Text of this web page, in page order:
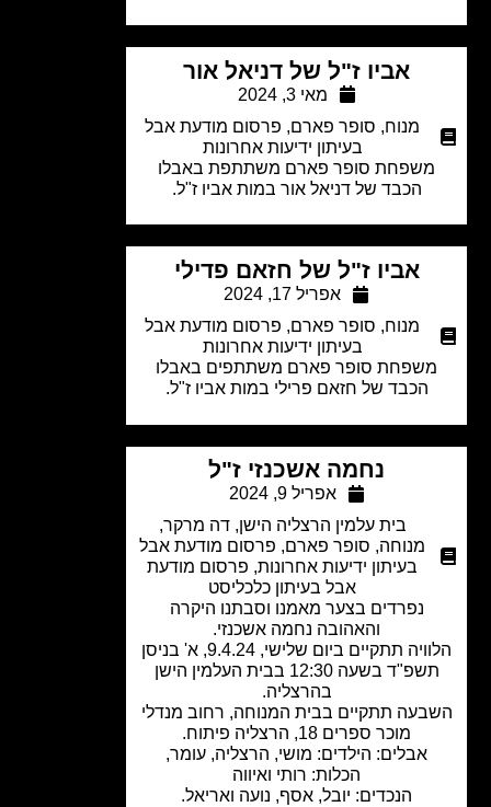
אביו ז"ל של דניאל אור
מאי 3, 2024
מנוח, סופר פארם,פרסום מודעת אבל
בעיתון ידיעות אחרונות
סופר פארם משתתפת באבלו
הכבד של דניאל אור במות אביו ז"ל.
אביו ז"ל של חזאם פדילי
אפריל 17, 2024
מנוח, סופר פארם,פרסום מודעת אבל
בעיתון ידיעות אחרונות
סופר פארם משתתפים באבלו
הכבד של חזאם פרילי במות אביו ז"ל.
נחמה אשכנזי ז"ל
אפריל 9, 2024
בית עלמין הרצליה הישן,דה מרקר,
מנוחה
סופר פארם,פרסום מודעת אבל
בעיתון ידיעות אחרונות,פרסום מודעת
אבל בעיתון כלכליסט
נפרדים בצער מאמנו וסבתנו היקרה
והאהובה נחמה אשכנזי.
הלוויה תתקיים ביום שלישי, 9.4.24, א' בניסן
תשפ"ד בשעה 12:30 בבית העלמין הישן
בהרצליה.
תתקיים בבית המנוחה, רחוב מנדלי
מוכר ספרים 18, הרצליה פיתוח.
אבלים: הילדים: מושי, הרצליה, עומר,
הכלות: רותי ואיווה
הנכדים: יובל, אסף, נועה ואריאל.